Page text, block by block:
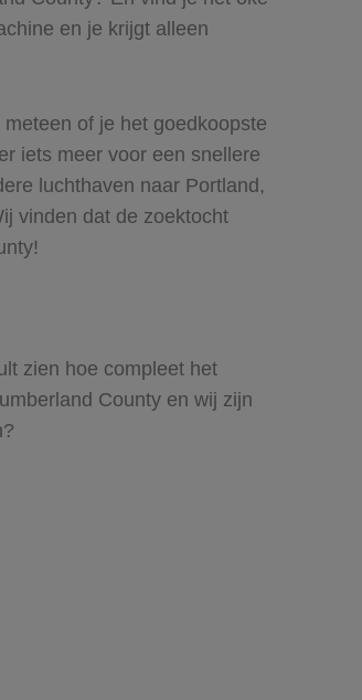
en je krijgt alleen
of je het goedkoopste
iets meer voor een snellere
luchthaven naar Portland,
vinden dat de zoektocht
zien hoe compleet het
County en wij zijn